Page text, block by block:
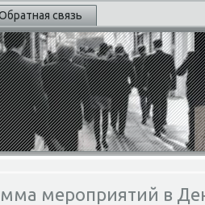
связь
мероприятий в